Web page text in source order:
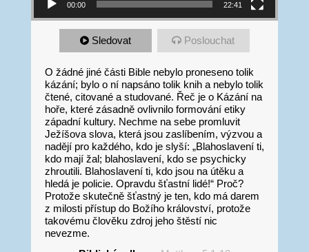
00:00 22:41
Sledovat Poslouchat
O žádné jiné části Bible nebylo proneseno tolik
kázání; bylo o ní napsáno tolik knih a nebylo tolik
čtené, citované a studované. Řeč je o Kázání na
hoře, které zásadně ovlivnilo formování etiky
západní kultury. Nechme na sebe promluvit
Ježíšova slova, která jsou zaslíbením, výzvou a
nadějí pro každého, kdo je slyší: „Blahoslavení ti,
kdo mají žal; blahoslavení, kdo se psychicky
zhroutili. Blahoslavení ti, kdo jsou na útěku a
hledá je policie. Opravdu šťastní lidé!“ Proč?
Protože skutečně šťastný je ten, kdo má darem
z milosti přístup do Božího království, protože
takovému člověku zdroj jeho štěstí nic
nevezme.